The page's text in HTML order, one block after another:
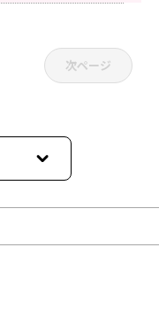
次ページ